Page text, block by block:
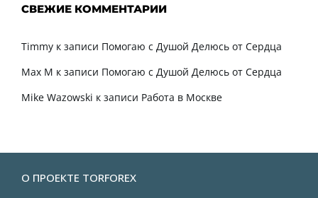
СВЕЖИЕ КОММЕНТАРИИ
Timmy к записи Помогаю с Душой Делюсь от Сердца
Max M к записи Помогаю с Душой Делюсь от Сердца
Mike Wazowski к записи Работа в Москве
О ПРОЕКТЕ TORFOREX